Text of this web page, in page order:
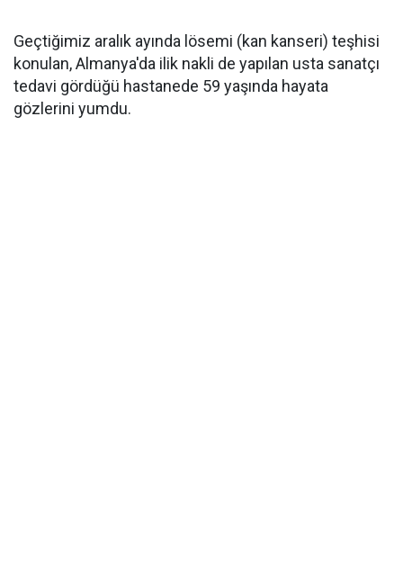
Geçtiğimiz aralık ayında lösemi (kan kanseri) teşhisi
konulan, Almanya'da ilik nakli de yapılan usta sanatçı
tedavi gördüğü hastanede 59 yaşında hayata
gözlerini yumdu.